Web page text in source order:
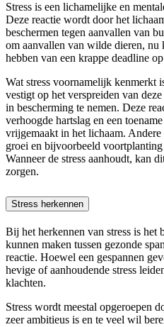
Stress is een lichamelijke en
Deze reactie wordt door het
beschermen tegen aanvallen van
om aanvallen van wilde dieren, nu
hebben van een krappe deadline
Wat stress voornamelijk kenmerkt
vestigt op het verspreiden van
in bescherming te nemen. Deze
verhoogde hartslag en een
vrijgemaakt in het lichaam.
groei en bijvoorbeeld
Wanneer de stress aanhoudt, kan
zorgen.
Stress herkennen
Bij het herkennen van stress is het
kunnen maken tussen gezonde
reactie. Hoewel een gespannen
hevige of aanhoudende stress
klachten.
Stress wordt meestal opgeroepen
zeer ambitieus is en te veel wil